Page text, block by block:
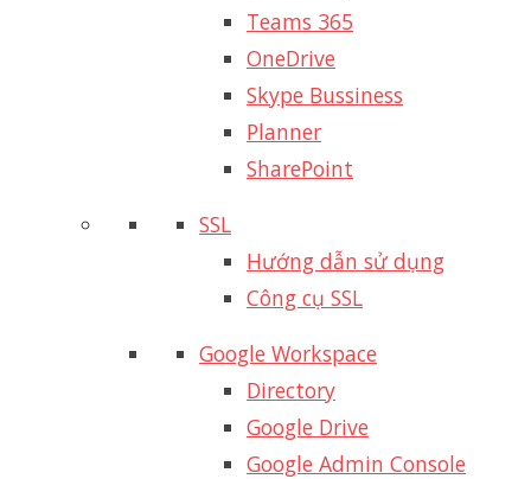
Teams 365
OneDrive
Skype Bussiness
Planner
SharePoint
SSL
Hướng dẫn sử dụng
Công cụ SSL
Google Workspace
Directory
Google Drive
Google Admin Console